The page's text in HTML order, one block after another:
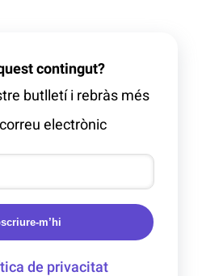
contingut?
butlletí i rebràs més
electrònic
m’hi
de privacitat